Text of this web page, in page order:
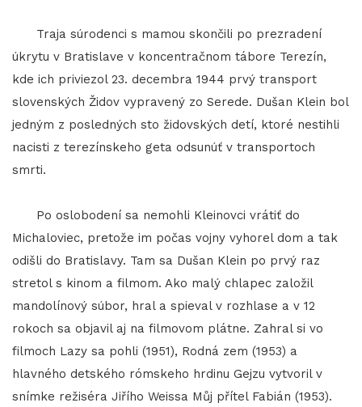
Traja súrodenci s mamou skončili po prezradení
úkrytu v Bratislave v koncentračnom tábore Terezín,
kde ich priviezol 23. decembra 1944 prvý transport
slovenských Židov vypravený zo Serede. Dušan Klein bol
jedným z posledných sto židovských detí, ktoré nestihli
nacisti z terezínskeho geta odsunúť v transportoch
smrti.
Po oslobodení sa nemohli Kleinovci vrátiť do
Michaloviec, pretože im počas vojny vyhorel dom a tak
odišli do Bratislavy. Tam sa Dušan Klein po prvý raz
stretol s kinom a filmom. Ako malý chlapec založil
mandolínový súbor, hral a spieval v rozhlase a v 12
rokoch sa objavil aj na filmovom plátne. Zahral si vo
filmoch Lazy sa pohli (1951), Rodná zem (1953) a
hlavného detského rómskeho hrdinu Gejzu vytvoril v
snímke režiséra Jiřího Weissa Můj přítel Fabián (1953).